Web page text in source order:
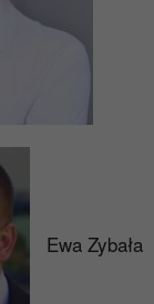
Ewa Zybała